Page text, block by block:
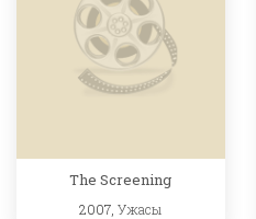
The Screening
2007,Ужасы